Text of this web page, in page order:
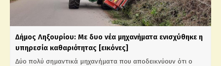
Δήμος Ληξουρίου: Με δυο νέα μηχανήματα ενισχύθηκε η
υπηρεσία καθαριότητας [εικόνες]
Δύο πολύ σημαντικά μηχανήματα που αποδεικνύουν ότι ο